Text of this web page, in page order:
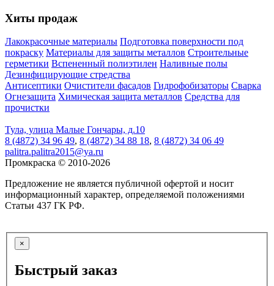
Хиты продаж
Лакокрасочные материалы Подготовка поверхности под
покраску Материалы для защиты металлов Строительные
герметики Вспененный полиэтилен Наливные полы
Дезинфицирующие стредства
Антисептики Очистители фасадов Гидрофобизаторы Сварка
Огнезащита Химическая защита металлов Средства для
прочистки
Тула, улица Малые Гончары, д.10
8 (4872) 34 96 49, 8 (4872) 34 88 18, 8 (4872) 34 06 49
palitra.palitra2015@ya.ru
Промкраска © 2010-2026
Предложение не является публичной офертой и носит
информационный характер, определяемой положениями
Статьи 437 ГК РФ.
×
Быстрый заказ